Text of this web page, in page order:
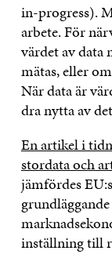
in-progress).
arbete. För
värdet av data
mätas, eller
När data är
dra nytta av
En artikel i
stordata och
jämfördes
inställning till